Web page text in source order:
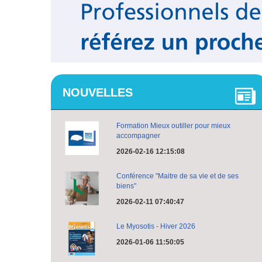
NOUVELLES
Formation Mieux outiller pour mieux
accompagner
2026-02-16 12:15:08
Conférence "Maitre de sa vie et de ses
biens"
2026-02-11 07:40:47
Le Myosotis - Hiver 2026
2026-01-06 11:50:05